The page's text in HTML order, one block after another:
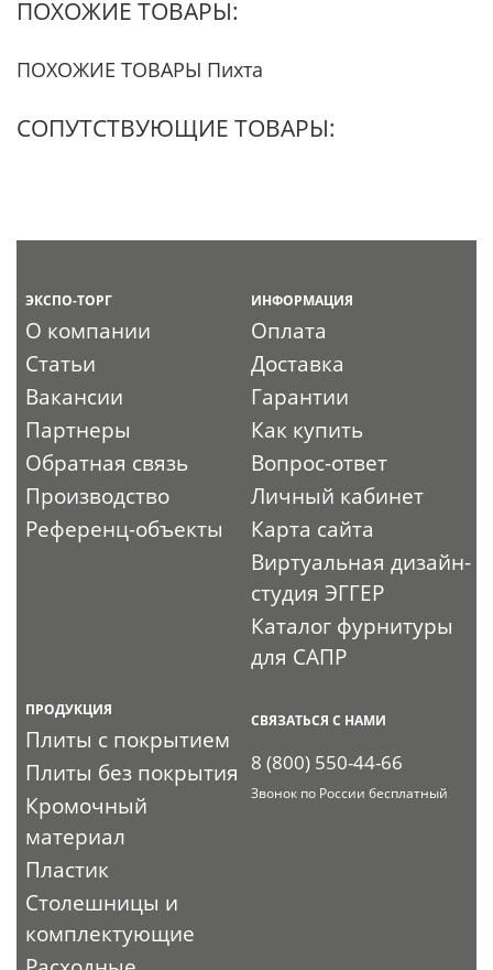
ПОХОЖИЕ ТОВАРЫ:
ПОХОЖИЕ ТОВАРЫ Пихта
СОПУТСТВУЮЩИЕ ТОВАРЫ:
ЭКСПО-ТОРГ
О компании
Статьи
Вакансии
Партнеры
Обратная связь
Производство
Референц-объекты
ИНФОРМАЦИЯ
Оплата
Доставка
Гарантии
Как купить
Вопрос-ответ
Личный кабинет
Карта сайта
Виртуальная дизайн-
студия ЭГГЕР
Каталог фурнитуры
для САПР
ПРОДУКЦИЯ
Плиты с покрытием
Плиты без покрытия
Кромочный
материал
Пластик
Столешницы и
комплектующие
СВЯЗАТЬСЯ С НАМИ
8 (800) 550-44-66
Звонок по России бесплатный